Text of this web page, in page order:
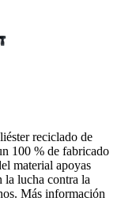
reciclado de
100 % de fabricado
material apoyas
lucha contra la
Más información